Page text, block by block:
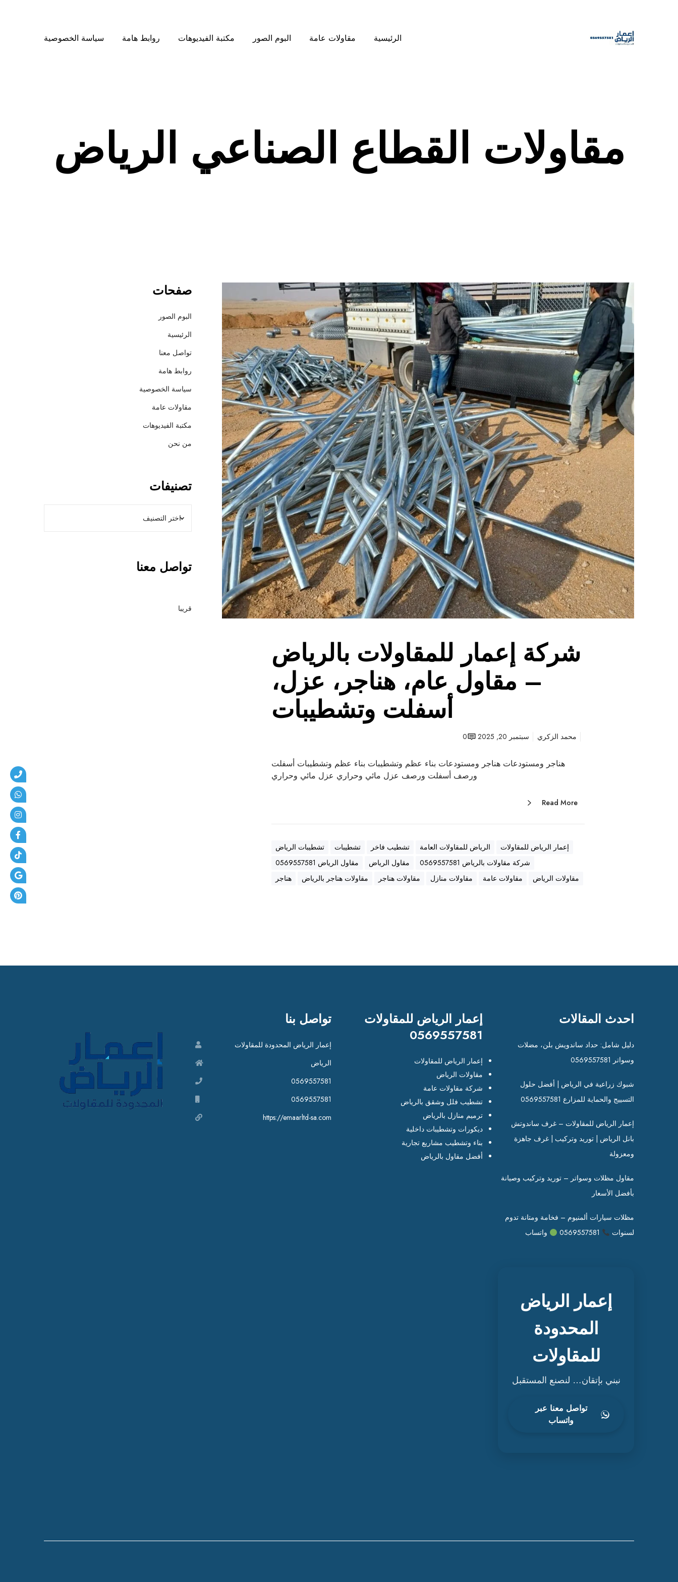
الرئيسية مقاولات عامة البوم الصور مكتبة الفيديوهات روابط هامة سياسة الخصوصية
مقاولات القطاع الصناعي الرياض
ر
ك
ة
إ
ع
م
ا
ر
ل
ل
م
ق
ا
و
ل
ا
ت
ب
ا
ل
ر
ي
ا
ض
م
ق
ا
شركة إعمار للمقاولات بالرياض
– مقاول عام، هناجر، عزل،
أسفلت وتشطيبات
محمد الزكري سبتمبر 20, 2025 0
هناجر ومستودعات هناجر ومستودعات بناء عظم وتشطيبات بناء عظم وتشطيبات أسفلت
ورصف أسفلت ورصف عزل مائي وحراري عزل مائي وحراري
Read More
إعمار الرياض للمقاولات الرياض للمقاولات العامة تشطيب فاخر تشطيبات
تشطيبات الرياض
شركة مقاولات بالرياض 0569557581
مقاول الرياض
مقاول الرياض 0569557581
مقاولات الرياض
مقاولات عامة مقاولات منازل مقاولات هناجر مقاولات هناجر بالرياض هناجر
صفحات
البوم الصور
الرئيسية
تواصل معنا
روابط هامة
سياسة الخصوصية
مقاولات عامة
مكتبة الفيديوهات
من نحن
تصنيفات
تواصل معنا
قريبا
احدث المقالات
دليل شامل: حداد ساندويش بلن، مضلات
وسواتر 0569557581
شبوك زراعية في الرياض | أفضل حلول
التسييج والحماية للمزارع 0569557581
إعمار الرياض للمقاولات – غرف ساندوتش
بانل الرياض | توريد وتركيب | غرف جاهزة
ومعزولة
مقاول مظلات وسواتر – توريد وتركيب وصيانة
بأفضل الأسعار
مظلات سيارات ألمنيوم – فخامة ومتانة تدوم
لسنوات
واتساب
إعمار الرياض
المحدودة
للمقاولات
نبني بإتقان… لنصنع المستقبل
تواصل معنا عبر
واتساب
إعمار الرياض للمقاولات
0569557581
إعمار الرياض للمقاولات
مقاولات الرياض
شركة مقاولات عامة
تشطيب فلل وشقق بالرياض
ترميم منازل بالرياض
ديكورات وتشطيبات داخلية
بناء وتشطيب مشاريع تجارية
أفضل مقاول بالرياض
تواصل بنا
إعمار الرياض المحدودة للمقاولات
الرياض
0569557581
0569557581
https://emaarltd-sa.com